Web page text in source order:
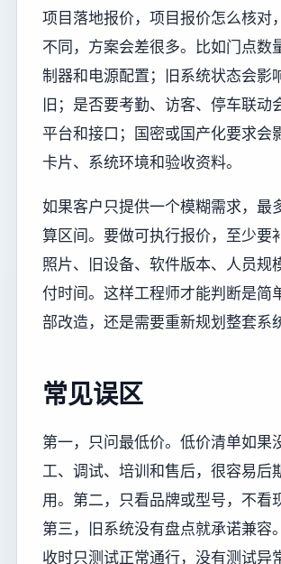
项目落地报价，项目报价怎么核对
不同，方案会差很多。比如门点数
制器和电源配置；旧系统状态会影
旧；是否要考勤、访客、停车联动
平台和接口；国密或国产化要求会
卡片、系统环境和验收资料。
如果客户只提供一个模糊需求，最
算区间。要做可执行报价，至少要
照片、旧设备、软件版本、人员规
付时间。这样工程师才能判断是简
部改造，还是需要重新规划整套系
常见误区
第一，只问最低价。低价清单如果
工、调试、培训和售后，很容易后
用。第二，只看品牌或型号，不看
第三，旧系统没有盘点就承诺兼容
收时只测试正常通行，没有测试异